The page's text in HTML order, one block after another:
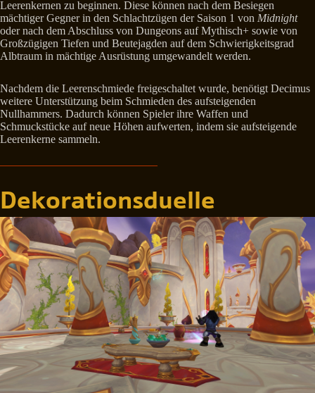
Leerenkernen zu beginnen. Diese können nach dem Besiegen
mächtiger Gegner in den Schlachtzügen der Saison 1 von Midnight
oder nach dem Abschluss von Dungeons auf Mythisch+ sowie von
Großzügigen Tiefen und Beutejagden auf dem Schwierigkeitsgrad
Albtraum in mächtige Ausrüstung umgewandelt werden.
Nachdem die Leerenschmiede freigeschaltet wurde, benötigt Decimus
weitere Unterstützung beim Schmieden des aufsteigenden
Nullhammers. Dadurch können Spieler ihre Waffen und
Schmuckstücke auf neue Höhen aufwerten, indem sie aufsteigende
Leerenkerne sammeln.
Dekorationsduelle